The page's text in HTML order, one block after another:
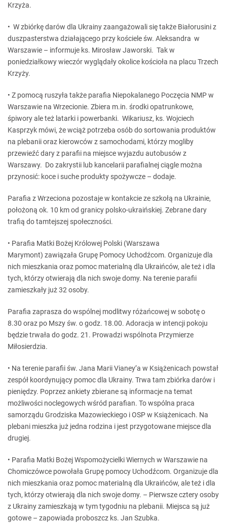
Krzyża.
• W zbiórkę darów dla Ukrainy zaangażowali się także Białorusini z
duszpasterstwa działającego przy kościele św. Aleksandra w
Warszawie – informuje ks. Mirosław Jaworski. Tak w
poniedziałkowy wieczór wyglądały okolice kościoła na placu Trzech
Krzyży.
• Z pomocą ruszyła także parafia Niepokalanego Poczęcia NMP w
Warszawie na Wrzecionie. Zbiera m.in. środki opatrunkowe,
śpiwory ale też latarki i powerbanki. Wikariusz, ks. Wojciech
Kasprzyk mówi, że wciąż potrzeba osób do sortowania produktów
na plebanii oraz kierowców z samochodami, którzy mogliby
przewieźć dary z parafii na miejsce wyjazdu autobusów z
Warszawy. Do zakrystii lub kancelarii parafialnej ciągle można
przynosić: koce i suche produkty spożywcze – dodaje.
Parafia z Wrzeciona pozostaje w kontakcie ze szkołą na Ukrainie,
położoną ok. 10 km od granicy polsko-ukraińskiej. Zebrane dary
trafią do tamtejszej społeczności.
• Parafia Matki Bożej Królowej Polski (Warszawa
Marymont) zawiązała Grupę Pomocy Uchodźcom. Organizuje dla
nich mieszkania oraz pomoc materialną dla Ukraińców, ale też i dla
tych, którzy otwierają dla nich swoje domy. Na terenie parafii
zamieszkały już 32 osoby.
Parafia zaprasza do wspólnej modlitwy różańcowej w sobotę o
8.30 oraz po Mszy św. o godz. 18.00. Adoracja w intencji pokoju
będzie trwała do godz. 21. Prowadzi wspólnota Przymierze
Miłosierdzia.
• Na terenie parafii św. Jana Marii Vianey’a w Książenicach powstał
zespół koordynujący pomoc dla Ukrainy. Trwa tam zbiórka darów i
pieniędzy. Poprzez ankiety zbierane są informacje na temat
możliwości noclegowych wśród parafian. To wspólna praca
samorządu Grodziska Mazowieckiego i OSP w Książenicach. Na
plebani mieszka już jedna rodzina i jest przygotowane miejsce dla
drugiej.
• Parafia Matki Bożej Wspomożycielki Wiernych w Warszawie na
Chomiczówce powołała Grupę pomocy Uchodźcom. Organizuje dla
nich mieszkania oraz pomoc materialną dla Ukraińców, ale też i dla
tych, którzy otwierają dla nich swoje domy. – Pierwsze cztery osoby
z Ukrainy zamieszkają w tym tygodniu na plebanii. Miejsca są już
gotowe – zapowiada proboszcz ks. Jan Szubka.